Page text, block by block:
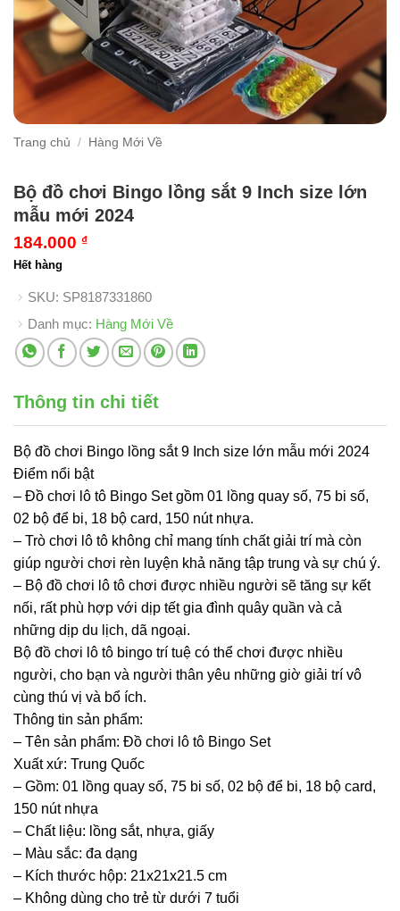
Trang chủ / Hàng Mới Về
Bộ đồ chơi Bingo lồng sắt 9 Inch size lớn
mẫu mới 2024
184.000 ₫
Hết hàng
SKU: SP8187331860
Danh mục: Hàng Mới Về
Thông tin chi tiết
Bộ đồ chơi Bingo lồng sắt 9 Inch size lớn mẫu mới 2024
Điểm nổi bật
– Đồ chơi lô tô Bingo Set gồm 01 lồng quay số, 75 bi số,
02 bộ để bi, 18 bộ card, 150 nút nhựa.
– Trò chơi lô tô không chỉ mang tính chất giải trí mà còn
giúp người chơi rèn luyện khả năng tập trung và sự chú ý.
– Bộ đồ chơi lô tô chơi được nhiều người sẽ tăng sự kết
nối, rất phù hợp với dịp tết gia đình quây quần và cả
những dịp du lịch, dã ngoại.
Bộ đồ chơi lô tô bingo trí tuệ có thể chơi được nhiều
người, cho bạn và người thân yêu những giờ giải trí vô
cùng thú vị và bổ ích.
Thông tin sản phẩm:
– Tên sản phẩm: Đồ chơi lô tô Bingo Set
Xuất xứ: Trung Quốc
– Gồm: 01 lồng quay số, 75 bi số, 02 bộ để bi, 18 bộ card,
150 nút nhựa
– Chất liệu: lồng sắt, nhựa, giấy
– Màu sắc: đa dạng
– Kích thước hộp: 21x21x21.5 cm
– Không dùng cho trẻ từ dưới 7 tuổi